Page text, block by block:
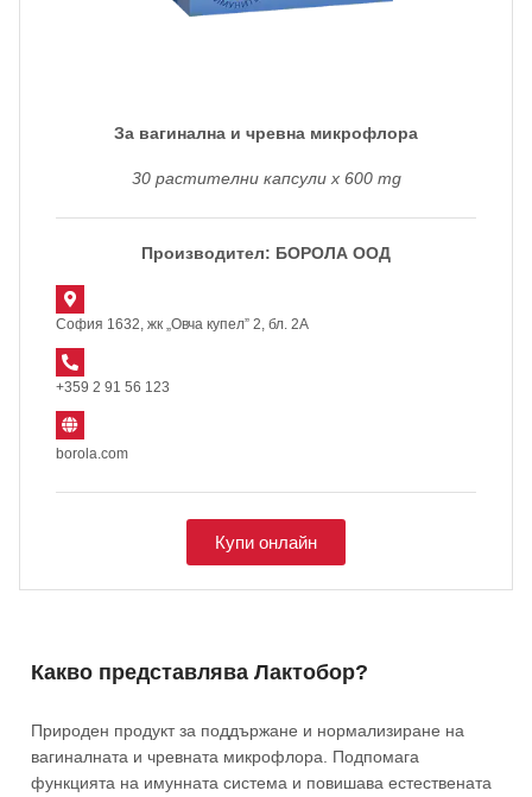
За вагинална и чревна микрофлора
30 растителни капсули x 600 mg
Производител: БОРОЛА ООД
София 1632, жк „Овча купел” 2, бл. 2А
+359 2 91 56 123
borola.com
Купи онлайн
Какво представлява Лактобор?
Природен продукт за поддържане и нормализиране на
вагиналната и чревната микрофлора. Подпомага
функцията на имунната система и повишава естествената